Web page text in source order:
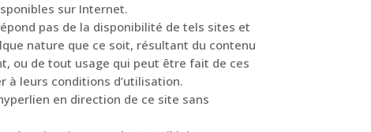
sur Internet.
pas de la disponibilité de tels sites et
nature que ce soit, résultant du contenu
ou de tout usage qui peut être fait de ces
à leurs conditions d’utilisation.
en direction de ce site sans